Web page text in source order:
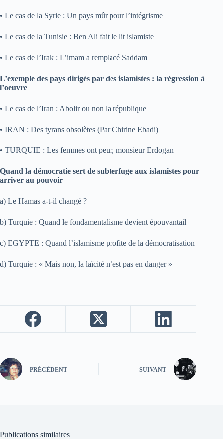
• Le cas de la Syrie : Un pays mûr pour l’intégrisme
• Le cas de la Tunisie : Ben Ali fait le lit islamiste
• Le cas de l’Irak : L’imam a remplacé Saddam
L’exemple des pays dirigés par des islamistes : la régression à
l’oeuvre
• Le cas de l’Iran : Abolir ou non la république
• IRAN : Des tyrans obsolètes (Par Chirine Ebadi)
• TURQUIE : Les femmes ont peur, monsieur Erdogan
Quand la démocratie sert de subterfuge aux islamistes pour
arriver au pouvoir
a) Le Hamas a-t-il changé ?
b) Turquie : Quand le fondamentalisme devient épouvantail
c) EGYPTE : Quand l’islamisme profite de la démocratisation
d) Turquie : « Mais non, la laïcité n’est pas en danger »
PRÉCÉDENT SUIVANT
Publications similaires